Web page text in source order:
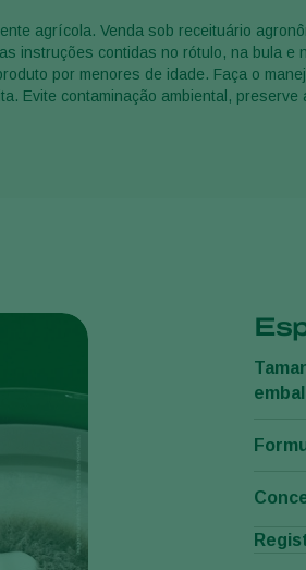
agrícola. Venda sob receituário
instruções contidas no rótulo, na bula e
por menores de idade. Faça o
Evite contaminação ambiental,